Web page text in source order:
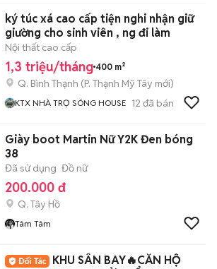
ký túc xá cao cấp tiện nghi nhận giữ
giường cho sinh viên , ng đi làm
Nội thất cao cấp
1,3 triệu/tháng 400 m²
Q. Bình Thạnh (P. Thạnh Mỹ Tây mới)
KTX NHÀ TRỌ SÓNG HOUSE 12 đã bán
Giày boot Martin Nữ Y2K Đen bóng
38
Đã sử dụng Đồ nữ
200.000 đ
Q. Tây Hồ
Tâm Tâm
KHU SÂN BAY🔥CĂN HỘ